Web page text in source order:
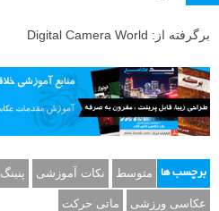
برگرفته از: Digital Camera World
برچسب ها متوسط نکات آموزشی پنینگ
عکاسی ورزشی ماتی حرکت